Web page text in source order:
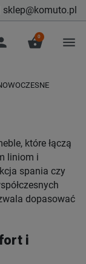
sklep@komuto.pl
shopping_basket
0 menu
które łączą
liniom i
spania czy
dopasować
i